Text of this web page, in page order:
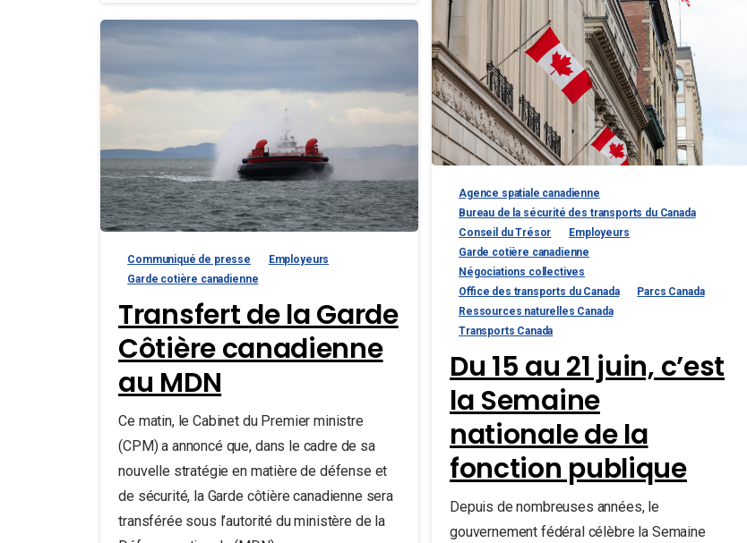
Agence spatiale canadienne
Bureau de la sécurité des transports du Canada
Conseil du Trésor
Employeurs
Garde cotière canadienne
Négociations collectives
Office des transports du Canada
Parcs Canada
Ressources naturelles Canada
Transports Canada
Du 15 au 21 juin, c’est
la Semaine
nationale de la
fonction publique
Depuis de nombreuses années, le
gouvernement fédéral célèbre la Semaine
Communiqué de presse
Employeurs
Garde cotière canadienne
Transfert de la Garde
Côtière canadienne
au MDN
Ce matin, le Cabinet du Premier ministre
(CPM) a annoncé que, dans le cadre de sa
nouvelle stratégie en matière de défense et
de sécurité, la Garde côtière canadienne sera
transférée sous l’autorité du ministère de la